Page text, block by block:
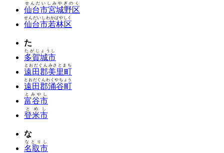
仙台市宮城野区
せんだいしみやぎのく
仙台市若林区
せんだいしわかばやしく
た
多賀城市
たがじょうし
遠田郡美里町
とおだぐんみさとまち
遠田郡涌谷町
とおだぐんわくやちょう
富谷市
とみやし
登米市
とめし
な
名取市
なとりし